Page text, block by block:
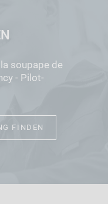
soupape de
- Pilot-
FINDEN